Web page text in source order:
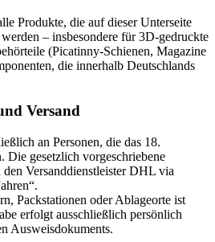
Produkte, die auf dieser Unterseite
– insbesondere für 3D-gedruckte
(Picatinny-Schienen, Magazine
die innerhalb Deutschlands
Versand
an Personen, die das 18.
Die gesetzlich vorgeschriebene
Versanddienstleister DHL via
Packstationen oder Ablageorte ist
erfolgt ausschließlich persönlich
Ausweisdokuments.